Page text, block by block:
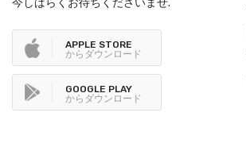
今しばらくお待ちくださいませ.
APPLE STORE
からダウンロード
GOOGLE PLAY
からダウンロード